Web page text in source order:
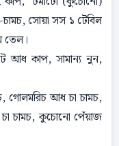
সোয়া সস ১ টেবিল
তেল।
আধ কাপ, সামান্য নুন,
গোলমরিচ আধ চা চামচ,
চামচ, কুচোনো পেঁয়াজ